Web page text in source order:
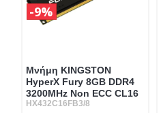
Μνήμη KINGSTON
HyperX Fury 8GB DDR4
3200MHz Non ECC CL16
HX432C16FB3/8
9%